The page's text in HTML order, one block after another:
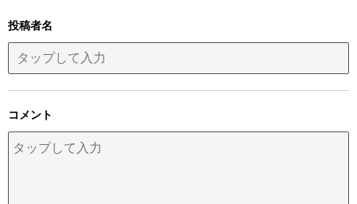
投稿者名
コメント